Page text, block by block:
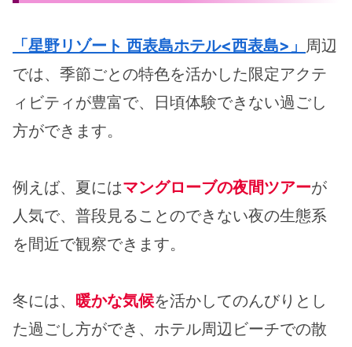
「星野リゾート 西表島ホテル<西表島>」 周辺
では、季節ごとの特色を活かした限定アクテ
ィビティが豊富で、日頃体験できない過ごし
方ができます。
例えば、夏にはマングローブの夜間ツアーが
人気で、普段見ることのできない夜の生態系
を間近で観察できます。
冬には、 暖かな気候を活かしてのんびりとし
た過ごし方ができ、ホテル周辺ビーチでの散